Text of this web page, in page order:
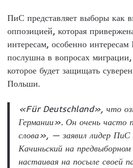
ПиС представляет выборы как
оппозицией, которая
интересам, особенно
послушна в вопросах
которое будет защищать
Польши.
«Für Deutschland», что
Германии». Он очень часто
слова», — заявил лидер ПиС
Качиньский на
настаивая на посыле своей